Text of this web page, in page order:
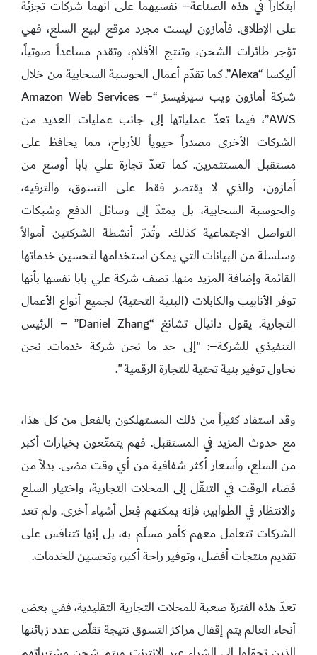
ابتكاراً في هذه الصناعة– نفسيهما على أنهما شركات تجزئة
على الإطلاق. فأمازون ليست مجرد موقع لبيع السلع، فهي
تؤجر طائرات الشحن، وتنتج الأفلام، وتقدم مساعداً صوتياً،
أليكسا “Alexa”. كما تقدّم أعمال الحوسبة السحابية من خلال
شركة أمازون ويب سيرفيسز “Amazon Web Services –
AWS”، فيما تعدّ عملياتها إلى جانب عمليات العديد من
الشركات الأخرى مصدراً حيوياً للأرباح، مما يحافظ على
مستقبل المستثمرين. كما تعدّ تجارة علي بابا أوسع من
أمازون، والذي لا يقتصر فقط على التسوق، والترفيه،
والحوسبة السحابية، بل يمتدّ إلى وسائل الدفع وشبكات
التواصل الاجتماعية كذلك. وتُدرّ أنشطة الشركتين أموالاً
وسلسلة من البيانات التي يمكن استخدامها لتحسين خدماتها
القائمة وإضافة المزيد منها. تصف شركة علي بابا نفسها بأنها
توفر الأنابيب والكابلات (البنية التحتية) لجميع أنواع الأعمال
التجارية. يقول دانيال تشانغ “Daniel Zhang” – الرئيس
التنفيذي للشركة–: "إلى حد ما نحن شركة خدمات. نحن
نحاول توفير بنية تحتية للتجارة الرقمية ".
وقد استفاد كثيراً من ذلك المستهلكون بالفعل من كل هذا،
مع حدوث المزيد في المستقبل. فهم يتمتّعون بخيارات أكبر
من السلع، وأسعار أكثر شفافية من أي وقت مضى. بدلاً من
قضاء الوقت في التنقّل إلى المحلات التجارية، واختيار السلع
والانتظار في الطوابير، فإنه يمكنهم فِعل أشياء أخرى. ولم تعد
الشركات تتعامل معهم كأمر مسلّم به، بل إنها تتنافس على
تقديم منتجات أفضل، وتوفير راحة أكبر، وتحسين للخدمات.
تعدّ هذه الفترة صعبة للمحلات التجارية التقليدية، ففي بعض
أنحاء العالم يتم إقفال مراكز التسوق نتيجة تقلّص عدد زبائنها